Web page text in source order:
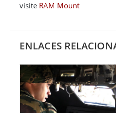
visite RAM Mount
ENLACES